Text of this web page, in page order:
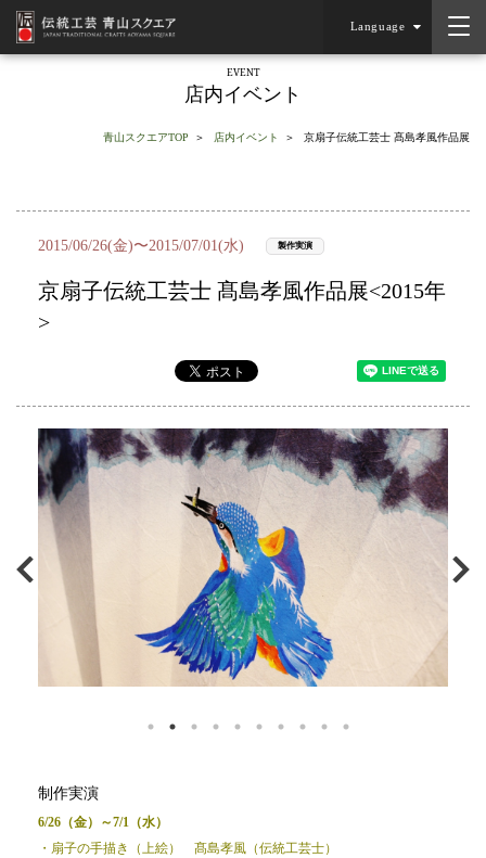
Language
EVENT
店内イベント
青山スクエアTOP 店内イベント 京扇子伝統工芸士 髙島孝風作品展
2015/06/26(金)〜2015/07/01(水) 製作実演
京扇子伝統工芸士 髙島孝風作品展<2015年
>
制作実演
6/26（金）～7/1（水）
・扇子の手描き（上絵） 髙島孝風（伝統工芸士）